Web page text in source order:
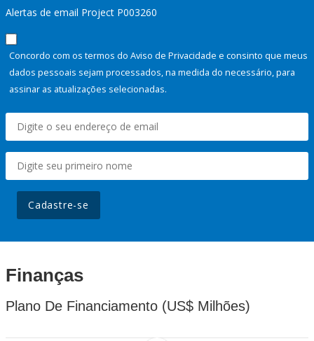
Alertas de email Project P003260
Concordo com os termos do Aviso de Privacidade e consinto que meus
dados pessoais sejam processados, na medida do necessário, para
assinar as atualizações selecionadas.
Cadastre-se
Finanças
Plano De Financiamento (US$ Milhões)